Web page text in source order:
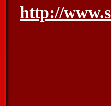
http://